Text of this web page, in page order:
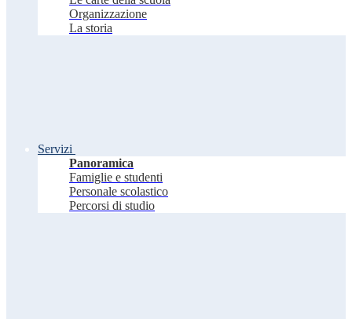
Organizzazione
La storia
Servizi
Panoramica
Famiglie e studenti
Personale scolastico
Percorsi di studio